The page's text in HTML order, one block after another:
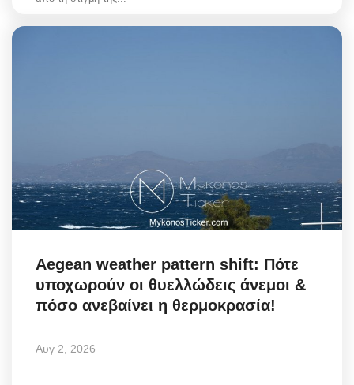
Aegean weather pattern shift: Πότε
υποχωρούν οι θυελλώδεις άνεμοι &
πόσο ανεβαίνει η θερμοκρασία!
Αυγ 2, 2026